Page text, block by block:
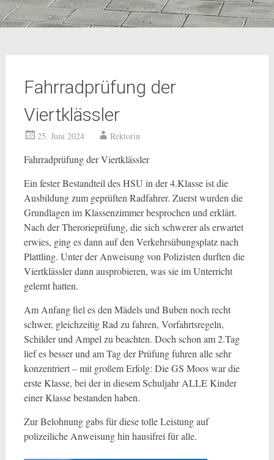
Fahrradprüfung der
Viertklässler
25. Juni 2024 Rektorin
Fahrradprüfung der Viertklässler
Ein fester Bestandteil des HSU in der 4.Klasse ist die
Ausbildung zum geprüften Radfahrer. Zuerst wurden die
Grundlagen im Klassenzimmer besprochen und erklärt.
Nach der Therorieprüfung, die sich schwerer als erwartet
erwies, ging es dann auf den Verkehrsübungsplatz nach
Plattling. Unter der Anweisung von Polizisten durften die
Viertklässler dann ausprobieren, was sie im Unterricht
gelernt hatten.
Am Anfang fiel es den Mädels und Buben noch recht
schwer, gleichzeitig Rad zu fahren, Vorfahrtsregeln,
Schilder und Ampel zu beachten. Doch schon am 2.Tag
lief es besser und am Tag der Prüfung fuhren alle sehr
konzentriert – mit großem Erfolg: Die GS Moos war die
erste Klasse, bei der in diesem Schuljahr ALLE Kinder
einer Klasse bestanden haben.
Zur Belohnung gabs für diese tolle Leistung auf
polizeiliche Anweisung hin hausifrei für alle.